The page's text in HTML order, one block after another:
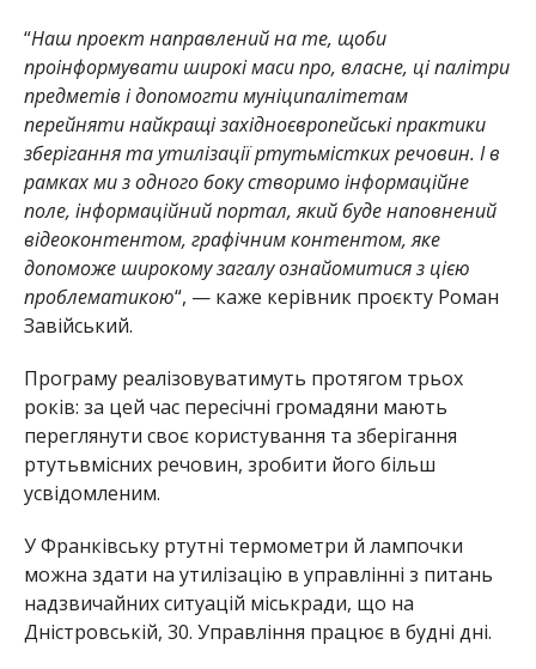
“Наш проект направлений на те, щоби
проінформувати широкі маси про, власне, ці палітри
предметів і допомогти муніципалітетам
перейняти найкращі західноєвропейські практики
зберігання та утилізації ртутьмістких речовин. І в
рамках ми з одного боку створимо інформаційне
поле, інформаційний портал, який буде наповнений
відеоконтентом, графічним контентом, яке
допоможе широкому загалу ознайомитися з цією
проблематикою“, — каже керівник проєкту Роман
Завійський.
Програму реалізовуватимуть протягом трьох
років: за цей час пересічні громадяни мають
переглянути своє користування та зберігання
ртутьвмісних речовин, зробити його більш
усвідомленим.
У Франківську ртутні термометри й лампочки
можна здати на утилізацію в управлінні з питань
надзвичайних ситуацій міськради, що на
Дністровській, 30. Управління працює в будні дні.